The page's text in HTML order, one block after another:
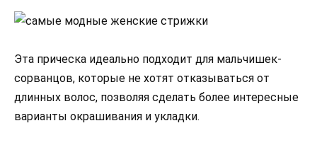
Эта прическа идеально подходит для мальчишек-
сорванцов, которые не хотят отказываться от
длинных волос, позволяя сделать более интересные
варианты окрашивания и укладки.